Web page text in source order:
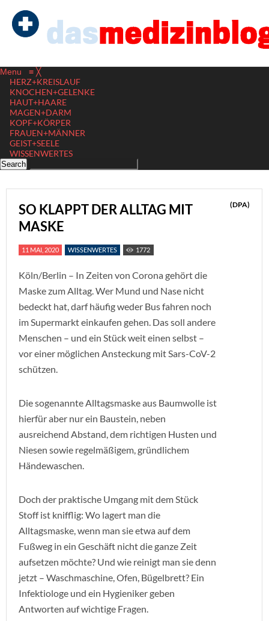
Menu ≡ ╳
HERZ+KREISLAUF
KNOCHEN+GELENKE
HAUT+HAARE
MAGEN+DARM
KOPF+KÖRPER
FRAUEN+MÄNNER
GEIST+SEELE
WISSENWERTES
SO KLAPPT DER ALLTAG MIT
MASKE
(DPA)
11 MAI, 2020 WISSENWERTES 1772
Köln/Berlin – In Zeiten von Corona gehört die
Maske zum Alltag. Wer Mund und Nase nicht
bedeckt hat, darf häufig weder Bus fahren noch
im Supermarkt einkaufen gehen. Das soll andere
Menschen – und ein Stück weit einen selbst –
vor einer möglichen Ansteckung mit Sars-CoV-2
schützen.
Die sogenannte Alltagsmaske aus Baumwolle ist
hierfür aber nur ein Baustein, neben
ausreichend Abstand, dem richtigen Husten und
Niesen sowie regelmäßigem, gründlichem
Händewaschen.
Doch der praktische Umgang mit dem Stück
Stoff ist knifflig: Wo lagert man die
Alltagsmaske, wenn man sie etwa auf dem
Fußweg in ein Geschäft nicht die ganze Zeit
aufsetzen möchte? Und wie reinigt man sie denn
jetzt – Waschmaschine, Ofen, Bügelbrett? Ein
Infektiologe und ein Hygieniker geben
Antworten auf wichtige Fragen.